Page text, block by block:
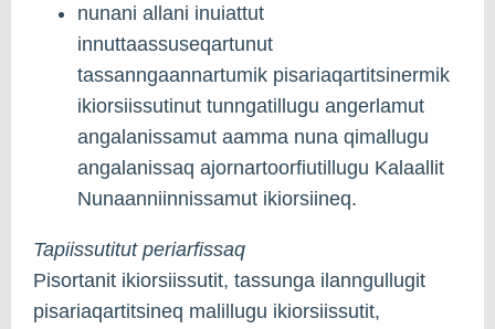
nunani allani inuiattut
innuttaassuseqartunut
tassanngaannartumik pisariaqartitsinermik
ikiorsiissutinut tunngatillugu angerlamut
angalanissamut aamma nuna qimallugu
angalanissaq ajornartoorfiutillugu Kalaallit
Nunaanniinnissamut ikiorsiineq.
Tapiissutitut periarfissaq
Pisortanit ikiorsiissutit, tassunga ilanngullugit
pisariaqartitsineq malillugu ikiorsiissutit,